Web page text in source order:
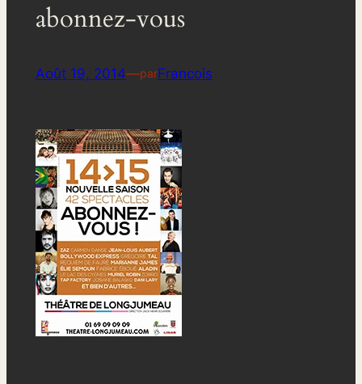
abonnez-vous
Août 19, 2014—parFrancois